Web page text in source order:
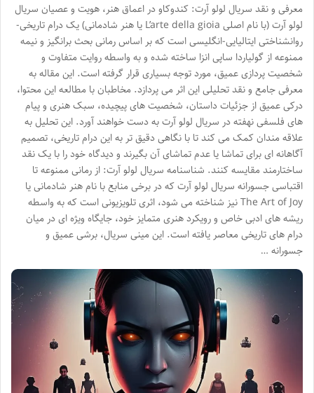
معرفی و نقد سریال لولو آرت: کندوکاو در اعماق هنر، هویت و عصیان سریال
لولو آرت (با نام اصلی L’arte della gioia یا هنر شادمانی) یک درام تاریخی-
روانشناختی ایتالیایی-انگلیسی است که بر اساس رمانی بحث برانگیز و نیمه
ممنوعه از گولیاردا ساپی انزا ساخته شده و به واسطه روایت متفاوت و
شخصیت پردازی عمیق، مورد توجه بسیاری قرار گرفته است. این مقاله به
معرفی جامع و نقد تحلیلی این اثر می پردازد. مخاطبان با مطالعه این محتوا،
درکی عمیق از جزئیات داستان، شخصیت های پیچیده، سبک هنری و پیام
های فلسفی نهفته در سریال لولو آرت به دست خواهند آورد. این تحلیل به
علاقه مندان کمک می کند تا با نگاهی دقیق تر به این درام تاریخی، تصمیم
آگاهانه ای برای تماشا یا عدم تماشای آن بگیرند و دیدگاه خود را با یک نقد
ساختارمند مقایسه کنند. شناسنامه سریال لولو آرت: از رمانی ممنوعه تا
اقتباسی جسورانه سریال لولو آرت که در برخی منابع با نام هنر شادمانی یا
The Art of Joy نیز شناخته می شود، اثری تلویزیونی است که به واسطه
ریشه های ادبی خاص و رویکرد هنری متمایز خود، جایگاه ویژه ای در میان
درام های تاریخی معاصر یافته است. این مینی سریال، برشی عمیق و
جسورانه …